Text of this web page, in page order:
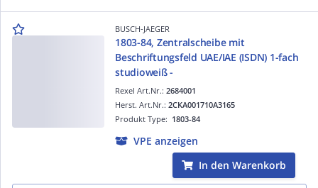
BUSCH-JAEGER
1803-84, Zentralscheibe mit
Beschriftungsfeld UAE/IAE (ISDN) 1-fach
studioweiß -
Rexel Art.Nr.: 2684001
Produkt Type: 1803-84
Herst. Art.Nr.: 2CKA001710A3165
VPE anzeigen
In den Warenkorb